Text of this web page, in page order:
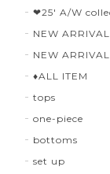
❤︎25' A/W
NEW
NEW ARRIVAL
♦︎ALL ITEM
tops
one-piece
bottoms
set up